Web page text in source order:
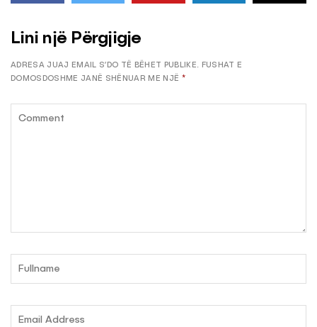
Lini një Përgjigje
ADRESA JUAJ EMAIL S’DO TË BËHET PUBLIKE. FUSHAT E
DOMOSDOSHME JANË SHËNUAR ME NJË *